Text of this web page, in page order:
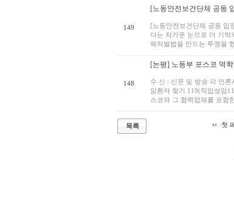
149
[노동안전보건단체 공동
[노동안전보건단체 공동 입
다는 차가운 눈으로 더 기
해처벌법을 만드는 투쟁을
148
[논평] 노동부 포스코 역
수 신 : 신문 및 방송 각 언
암환자 찾기 119(직업성암
스코와 그 협력업체를 포함
목록 첫